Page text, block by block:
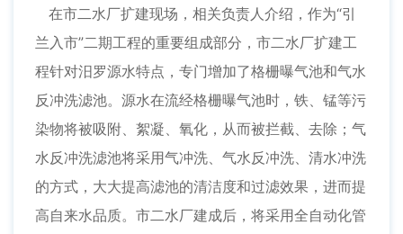
在市二水厂扩建现场，相关负责人介绍，作为“引
兰入市”二期工程的重要组成部分，市二水厂扩建工
程针对汨罗源水特点，专门增加了格栅曝气池和气水
反冲洗滤池。源水在流经格栅曝气池时，铁、锰等污
染物将被吸附、絮凝、氧化，从而被拦截、去除；气
水反冲洗滤池将采用气冲洗、气水反冲洗、清水冲洗
的方式，大大提高滤池的清洁度和过滤效果，进而提
高自来水品质。市二水厂建成后，将采用全自动化管